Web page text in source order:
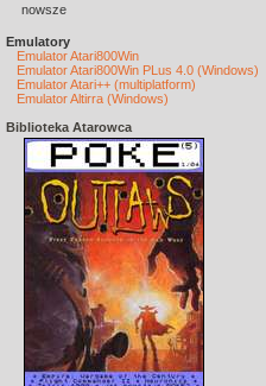
nowsze
Emulatory
Emulator Atari800Win
Emulator Atari800Win PLus 4.0 (Windows)
Emulator Atari++ (multiplatform)
Emulator Altirra (Windows)
Biblioteka Atarowca